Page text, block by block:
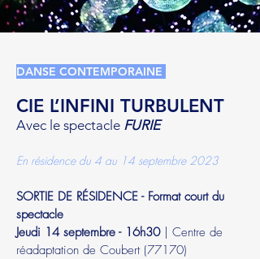
DANSE CONTEMPORAINE
CIE L’INFINI TURBULENT
Avec le spectacle FURIE
En résidence du 4 au 14 septembre 2023
SORTIE DE RÉSIDENCE - Format court du
spectacle
Jeudi 14 septembre - 16h30
| Centre de
réadaptation de Coubert (77170)